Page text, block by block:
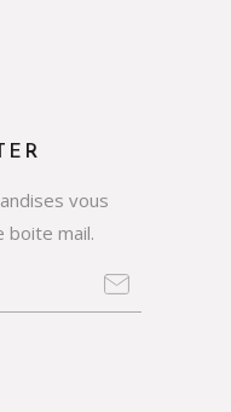
vous
boite mail.